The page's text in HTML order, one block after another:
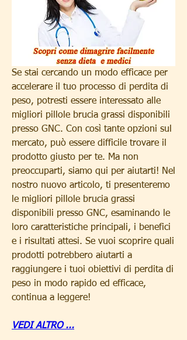
Se stai cercando un modo efficace per
accelerare il tuo processo di perdita di
peso, potresti essere interessato alle
migliori pillole brucia grassi disponibili
presso GNC. Con così tante opzioni sul
mercato, può essere difficile trovare il
prodotto giusto per te. Ma non
preoccuparti, siamo qui per aiutarti! Nel
nostro nuovo articolo, ti presenteremo
le migliori pillole brucia grassi
disponibili presso GNC, esaminando le
loro caratteristiche principali, i benefici
e i risultati attesi. Se vuoi scoprire quali
prodotti potrebbero aiutarti a
raggiungere i tuoi obiettivi di perdita di
peso in modo rapido ed efficace,
continua a leggere!
VEDI ALTRO ...